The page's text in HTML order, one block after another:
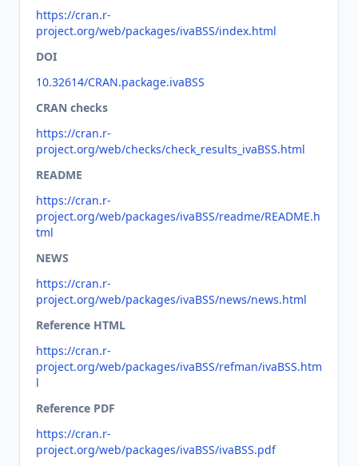
https://cran.r-
project.org/web/packages/ivaBSS/index.html
DOI
10.32614/CRAN.package.ivaBSS
CRAN checks
https://cran.r-
project.org/web/checks/check_results_ivaBSS.html
README
https://cran.r-
project.org/web/packages/ivaBSS/readme/README.h
tml
NEWS
https://cran.r-
project.org/web/packages/ivaBSS/news/news.html
Reference HTML
https://cran.r-
project.org/web/packages/ivaBSS/refman/ivaBSS.htm
l
Reference PDF
https://cran.r-
project.org/web/packages/ivaBSS/ivaBSS.pdf